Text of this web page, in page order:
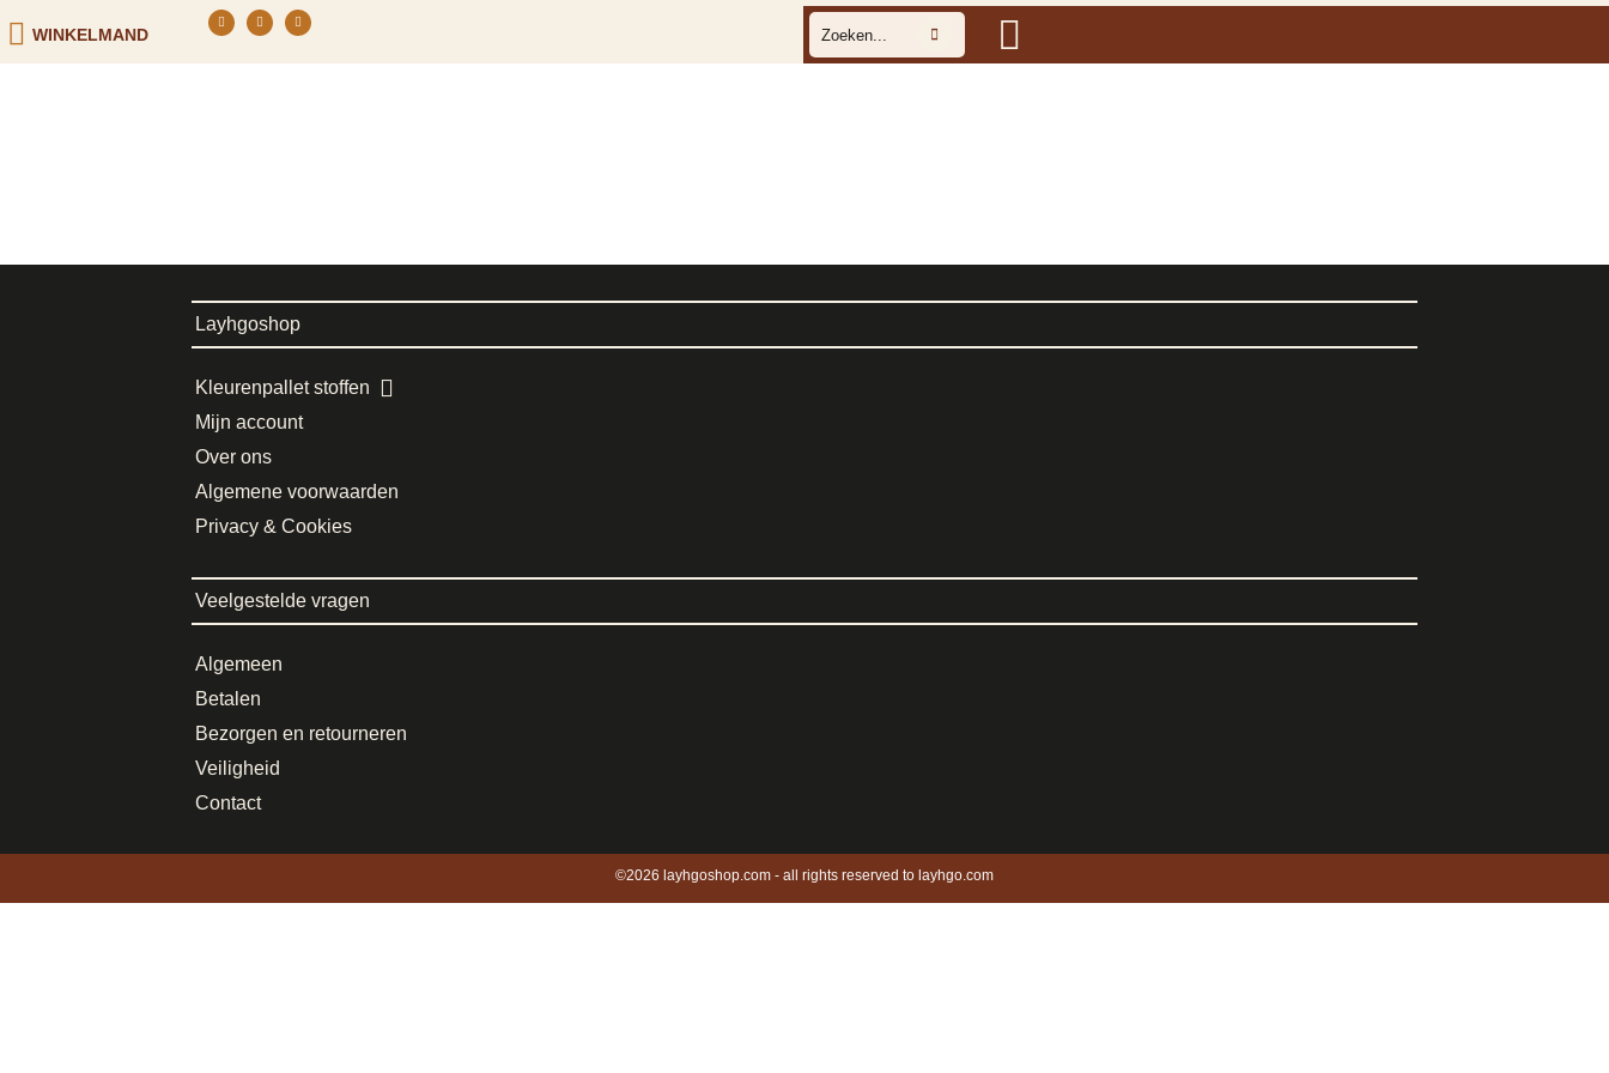
WINKELMAND
Layhgoshop
Kleurenpallet stoffen
Mijn account
Over ons
Algemene voorwaarden
Privacy & Cookies
Veelgestelde vragen
Algemeen
Betalen
Bezorgen en retourneren
Veiligheid
Contact
©2026 layhgoshop.com - all rights reserved to layhgo.com